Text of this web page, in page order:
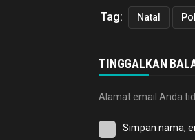
Tag: Natal
TINGGALKAN
Alamat email Anda
Simpan nama,